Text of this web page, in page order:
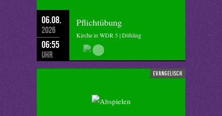
06.08.
2026
06:55
Uhr
Pflichtübung
Kirche in WDR 5 | Döhling
evangelisch